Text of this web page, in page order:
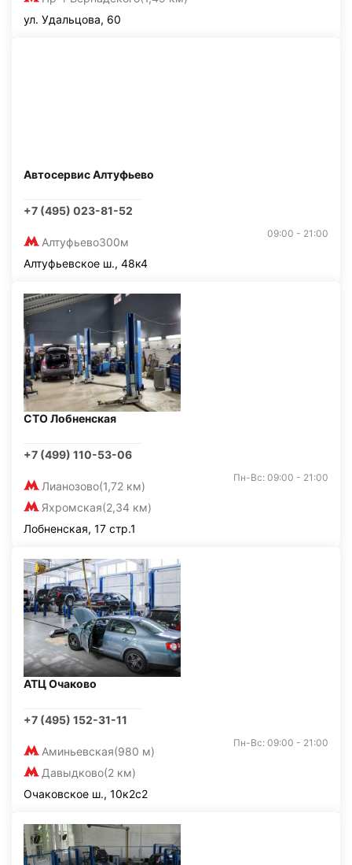
ул. Удальцова, 60
Автосервис Алтуфьево
+7 (495) 023-81-52
Алтуфьево300м
09:00 - 21:00
Алтуфьевское ш., 48к4
СТО Лобненская
+7 (499) 110-53-06
Лианозово(1,72 км)
Яхромская(2,34 км)
Пн-Вс: 09:00 - 21:00
Лобненская, 17 стр.1
АТЦ Очаково
+7 (495) 152-31-11
Аминьевская(980 м)
Давыдково(2 км)
Пн-Вс: 09:00 - 21:00
Очаковское ш., 10к2с2